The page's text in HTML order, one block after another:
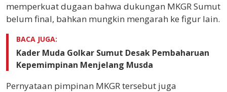
memperkuat dugaan bahwa dukungan MKGR Sumut
belum final, bahkan mungkin mengarah ke figur lain.
BACA JUGA:
Kader Muda Golkar Sumut Desak Pembaharuan
Kepemimpinan Menjelang Musda
Pernyataan pimpinan MKGR tersebut juga